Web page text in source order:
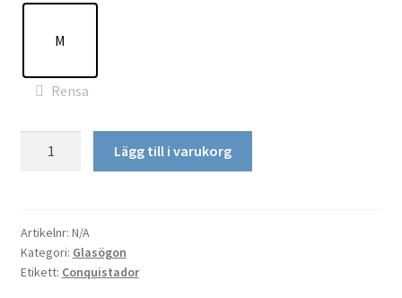
M
Rensa
Lägg till i varukorg
Artikelnr: N/A
Kategori: Glasögon
Etikett: Conquistador